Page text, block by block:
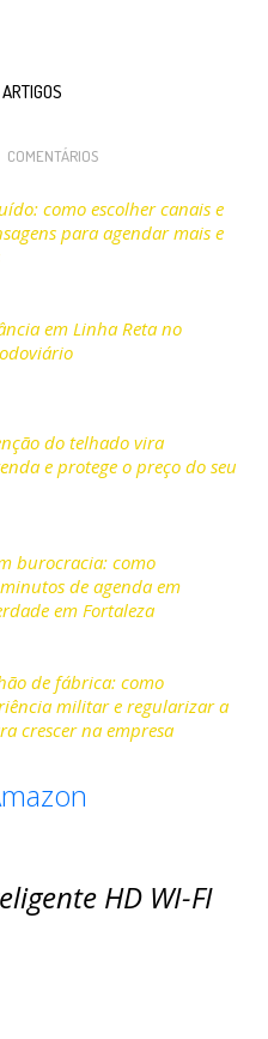
COMENTÁRIOS
como escolher canais e
para agendar mais e
em Linha Reta no
do telhado vira
e protege o preço do seu
burocracia: como
de agenda em
em Fortaleza
de fábrica: como
militar e regularizar a
crescer na empresa
HD WI-FI